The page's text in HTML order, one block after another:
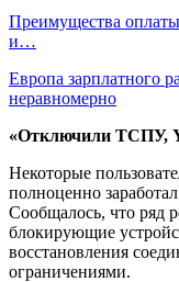
Преимущества
и…
Европа зарплатного
неравномерно
«Отключили ТСПУ,
Некоторые
полноценно
Сообщалось, что ряд
блокирующие
восстановления
ограничениями.